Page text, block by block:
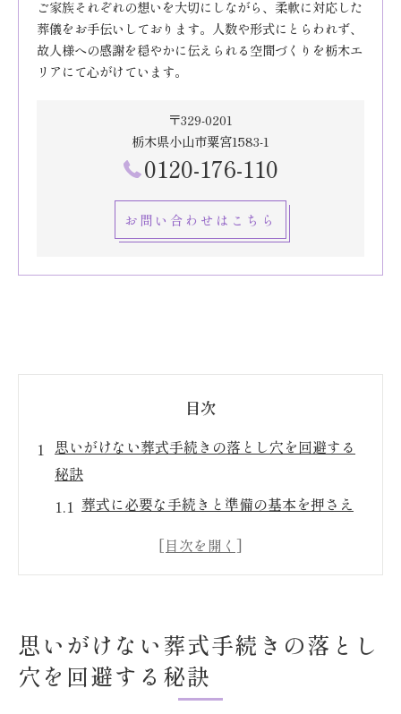
ご家族それぞれの想いを大切にしながら、柔軟に対応した
葬儀をお手伝いしております。人数や形式にとらわれず、
故人様への感謝を穏やかに伝えられる空間づくりを栃木エ
リアにて心がけています。
〒329-0201
栃木県小山市粟宮1583-1
0120-176-110
お問い合わせはこちら
目次
思いがけない葬式手続きの落とし穴を回避する
秘訣
葬式に必要な手続きと準備の基本を押さえ
家族葬の選び方と葬式費用節約のポイント
ご遺族支援コーナー利用で葬式手続きが簡
思いがけない葬式手続きの落とし
穴を回避する秘訣